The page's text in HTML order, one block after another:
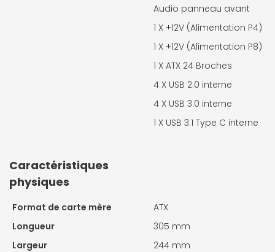
Audio panneau avant
1 X +12V (Alimentation P4)
1 X +12V (Alimentation P8)
1 X ATX 24 Broches
4 X USB 2.0 interne
4 X USB 3.0 interne
1 X USB 3.1 Type C interne
Caractéristiques
physiques
Format de carte mère
ATX
Longueur
305 mm
Largeur
244 mm